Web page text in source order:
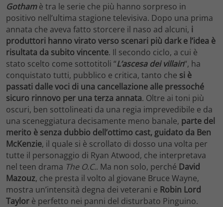
Gothamè tra le serie che più hanno sorpreso in
positivo nell’ultima stagione televisiva. Dopo una prima
annata che aveva fatto storcere il naso ad alcuni, i
produttori hanno virato verso scenari più dark e l’idea è
risultata da subito vincente. Il secondo ciclo, a cui è
stato scelto come sottotitoli “L’ascesa dei villain“, ha
conquistato tutti, pubblico e critica, tanto che si è
passati dalle voci di una cancellazione alle pressoché
sicuro rinnovo per una terza annata. Oltre ai toni più
oscuri, ben sottolineati da una regia imprevedibile e da
una sceneggiatura decisamente meno banale, parte del
merito è senza dubbio dell’ottimo cast, guidato da Ben
McKenzie, il quale si è scrollato di dosso una volta per
tutte il personaggio di Ryan Atwood, che interpretava
nel teen drama The O.C.. Ma non solo, perché David
Mazouz, che presta il volto al giovane Bruce Wayne,
mostra un’intensità degna dei veterani e Robin Lord
Taylor è perfetto nei panni del disturbato Pinguino.